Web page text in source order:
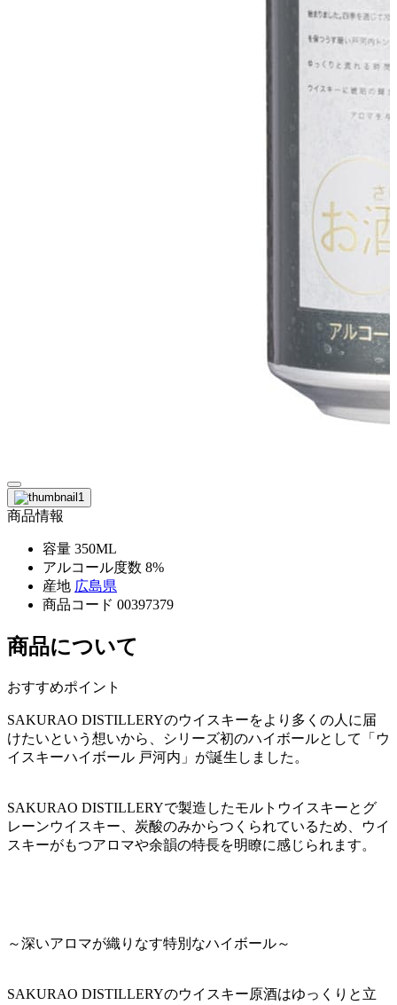
商品情報
容量 350ML
アルコール度数 8%
産地 広島県
商品コード 00397379
商品について
おすすめポイント
SAKURAO DISTILLERYのウイスキーをより多くの人に届
けたいという想いから、シリーズ初のハイボールとして「ウ
イスキーハイボール 戸河内」が誕生しました。
SAKURAO DISTILLERYで製造したモルトウイスキーとグ
レーンウイスキー、炭酸のみからつくられているため、ウイ
スキーがもつアロマや余韻の特長を明瞭に感じられます。
～深いアロマが織りなす特別なハイボール～
SAKURAO DISTILLERYのウイスキー原酒はゆっくりと立